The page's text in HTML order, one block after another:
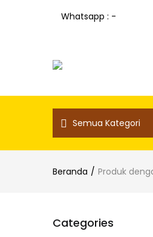
Whatsapp : -
Semua Kategori
Beranda Produk
Categories